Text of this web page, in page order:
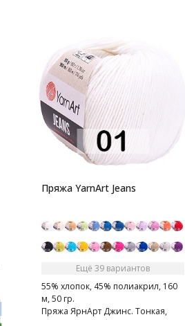
Пряжа YarnArt Jeans
Ещё 39 вариантов
55% хлопок, 45% полиакрил, 160
м, 50 гр.
Пряжа ЯрнАрт Джинс. Тонкая,
мягкая, слегка бархатистая нитка.